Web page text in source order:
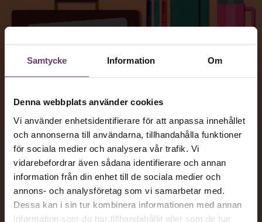
Samtycke Information Om
Denna webbplats använder cookies
Vi använder enhetsidentifierare för att anpassa innehållet
och annonserna till användarna, tillhandahålla funktioner
för sociala medier och analysera vår trafik. Vi
vidarebefordrar även sådana identifierare och annan
information från din enhet till de sociala medier och
annons- och analysföretag som vi samarbetar med.
Dessa kan i sin tur kombinera informationen med annan
information som du har tillhandahållit eller som de har
VAD
Vanliga problem som kan sänka motivationen och bli
hinder för produktiviteten, när det är dags att
återvända till jobbet efter semestern.